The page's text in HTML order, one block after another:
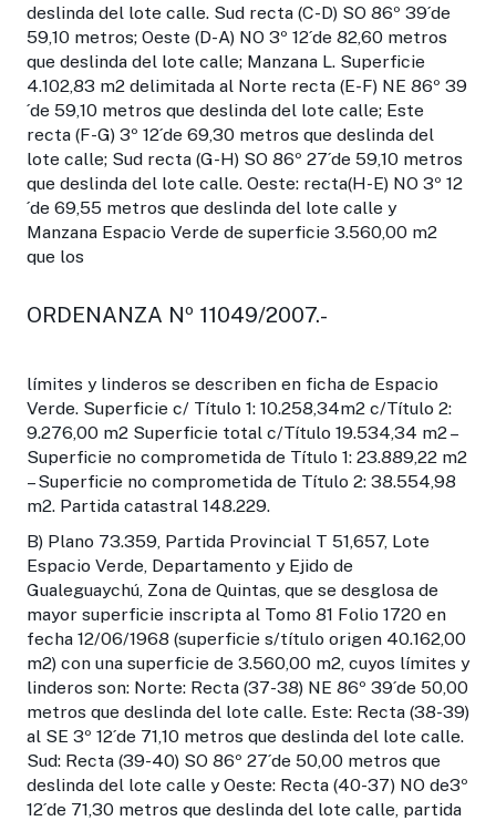
deslinda del lote calle. Sud recta (C-D) SO 86º 39´de
59,10 metros; Oeste (D-A) NO 3º 12´de 82,60 metros
que deslinda del lote calle; Manzana L. Superficie
4.102,83 m2 delimitada al Norte recta (E-F) NE 86º 39
´de 59,10 metros que deslinda del lote calle; Este
recta (F-G) 3º 12´de 69,30 metros que deslinda del
lote calle; Sud recta (G-H) SO 86º 27´de 59,10 metros
que deslinda del lote calle. Oeste: recta(H-E) NO 3º 12
´de 69,55 metros que deslinda del lote calle y
Manzana Espacio Verde de superficie 3.560,00 m2
que los
ORDENANZA Nº 11049/2007.-
límites y linderos se describen en ficha de Espacio
Verde. Superficie c/ Título 1: 10.258,34m2 c/Título 2:
9.276,00 m2 Superficie total c/Título 19.534,34 m2 –
Superficie no comprometida de Título 1: 23.889,22 m2
– Superficie no comprometida de Título 2: 38.554,98
m2. Partida catastral 148.229.
B) Plano 73.359, Partida Provincial T 51,657, Lote
Espacio Verde, Departamento y Ejido de
Gualeguaychú, Zona de Quintas, que se desglosa de
mayor superficie inscripta al Tomo 81 Folio 1720 en
fecha 12/06/1968 (superficie s/título origen 40.162,00
m2) con una superficie de 3.560,00 m2, cuyos límites y
linderos son: Norte: Recta (37-38) NE 86º 39´de 50,00
metros que deslinda del lote calle. Este: Recta (38-39)
al SE 3º 12´de 71,10 metros que deslinda del lote calle.
Sud: Recta (39-40) SO 86º 27´de 50,00 metros que
deslinda del lote calle y Oeste: Recta (40-37) NO de3º
12´de 71,30 metros que deslinda del lote calle, partida